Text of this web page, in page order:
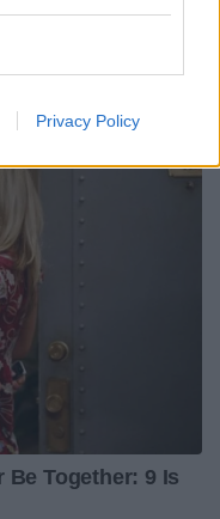
Privacy Policy